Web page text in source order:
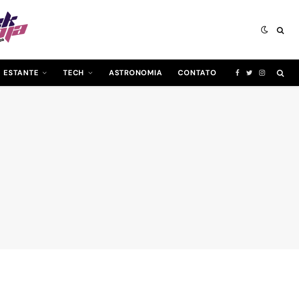
ESTANTE TECH ASTRONOMIA CONTATO Facebook
TwitterInstagram